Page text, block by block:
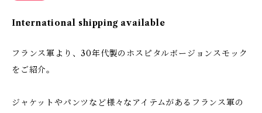
International shipping available
フランス軍より、30年代製のホスピタルボージョンスモック
をご紹介。
ジャケットやパンツなど様々なアイテムがあるフランス軍の